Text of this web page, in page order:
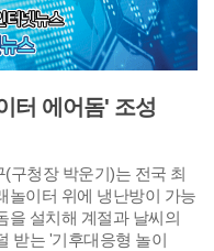
터 에어돔' 조성
(구청장 박운기)는 전국 최
놀이터 위에 냉난방이 가능
을 설치해 계절과 날씨의
받는 '기후대응형 놀이